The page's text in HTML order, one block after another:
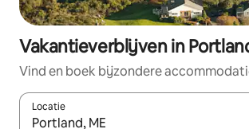
Vakantieverblijven in
Vind en boek bijzondere
Locatie
Wanneer er resultaten beschikbaar zijn,